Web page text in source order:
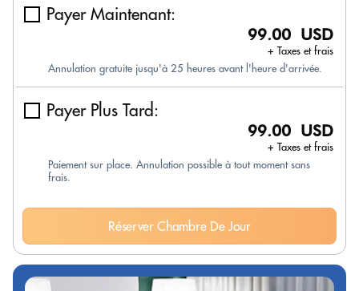
Payer Maintenant:
99.00 USD
+ Taxes et frais
Annulation gratuite jusqu'à 25 heures avant l'heure d'arrivée.
Payer Plus Tard:
99.00 USD
+ Taxes et frais
Paiement sur place. Annulation possible à tout moment sans
frais.
Réserver Chambre De Jour